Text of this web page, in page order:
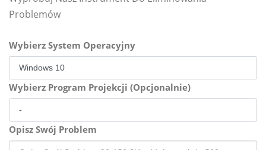
Problemów
Wybierz System Operacyjny
Wybierz Program Projekcji (Opcjonalnie)
Opisz Swój Problem